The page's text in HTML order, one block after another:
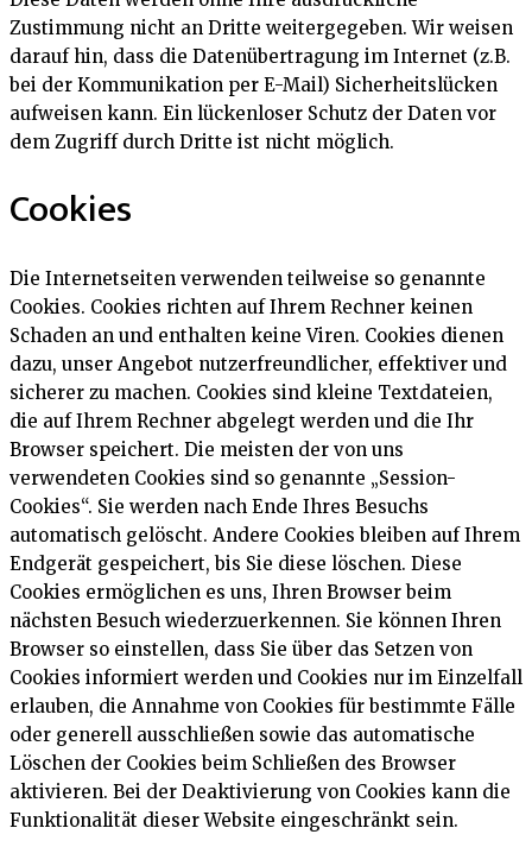
Zustimmung nicht an Dritte weitergegeben. Wir weisen
darauf hin, dass die Datenübertragung im Internet (z.B.
bei der Kommunikation per E-Mail) Sicherheitslücken
aufweisen kann. Ein lückenloser Schutz der Daten vor
dem Zugriff durch Dritte ist nicht möglich.
Cookies
Die Internetseiten verwenden teilweise so genannte
Cookies. Cookies richten auf Ihrem Rechner keinen
Schaden an und enthalten keine Viren. Cookies dienen
dazu, unser Angebot nutzerfreundlicher, effektiver und
sicherer zu machen. Cookies sind kleine Textdateien,
die auf Ihrem Rechner abgelegt werden und die Ihr
Browser speichert. Die meisten der von uns
verwendeten Cookies sind so genannte „Session-
Cookies“. Sie werden nach Ende Ihres Besuchs
automatisch gelöscht. Andere Cookies bleiben auf Ihrem
Endgerät gespeichert, bis Sie diese löschen. Diese
Cookies ermöglichen es uns, Ihren Browser beim
nächsten Besuch wiederzuerkennen. Sie können Ihren
Browser so einstellen, dass Sie über das Setzen von
Cookies informiert werden und Cookies nur im Einzelfall
erlauben, die Annahme von Cookies für bestimmte Fälle
oder generell ausschließen sowie das automatische
Löschen der Cookies beim Schließen des Browser
aktivieren. Bei der Deaktivierung von Cookies kann die
Funktionalität dieser Website eingeschränkt sein.